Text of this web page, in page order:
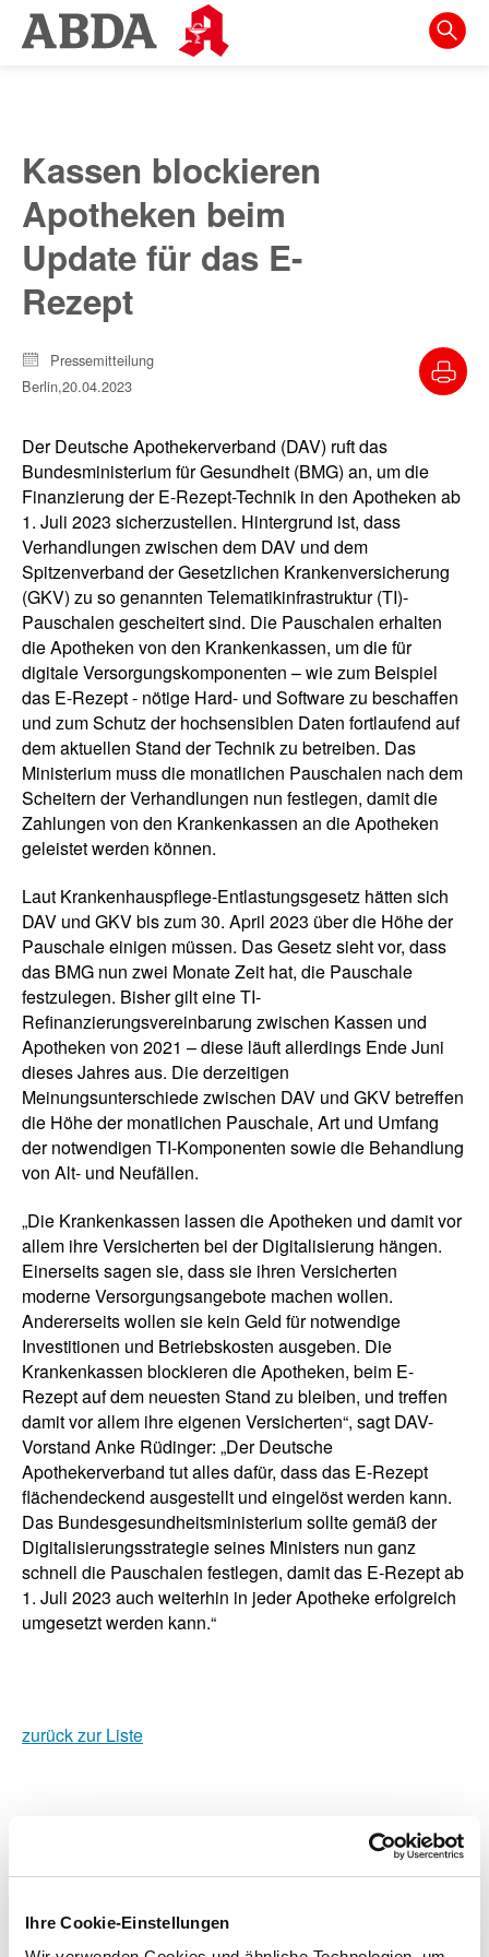
Ihre Cookie-Einstellungen
Springe
direkt
zur
Meta-
Navigation
zum
Inhalt
zur
Suche
Kassen blockieren
Apotheken beim
Update für das E-
Rezept
Pressemitteilung
Berlin,20.04.2023
Der Deutsche Apothekerverband (DAV) ruft das
Bundesministerium für Gesundheit (BMG) an, um die
Finanzierung der E-Rezept-Technik in den Apotheken ab
1. Juli 2023 sicherzustellen. Hintergrund ist, dass
Verhandlungen zwischen dem DAV und dem
Spitzenverband der Gesetzlichen Krankenversicherung
(GKV) zu so genannten Telematikinfrastruktur (TI)-
Pauschalen gescheitert sind. Die Pauschalen erhalten
die Apotheken von den Krankenkassen, um die für
digitale Versorgungskomponenten – wie zum Beispiel
das E-Rezept - nötige Hard- und Software zu beschaffen
und zum Schutz der hochsensiblen Daten fortlaufend auf
dem aktuellen Stand der Technik zu betreiben. Das
Ministerium muss die monatlichen Pauschalen nach dem
Scheitern der Verhandlungen nun festlegen, damit die
Zahlungen von den Krankenkassen an die Apotheken
geleistet werden können.
Laut Krankenhauspflege-Entlastungsgesetz hätten sich
DAV und GKV bis zum 30. April 2023 über die Höhe der
Pauschale einigen müssen. Das Gesetz sieht vor, dass
das BMG nun zwei Monate Zeit hat, die Pauschale
festzulegen. Bisher gilt eine TI-
Refinanzierungsvereinbarung zwischen Kassen und
Apotheken von 2021 – diese läuft allerdings Ende Juni
dieses Jahres aus. Die derzeitigen
Meinungsunterschiede zwischen DAV und GKV betreffen
die Höhe der monatlichen Pauschale, Art und Umfang
der notwendigen TI-Komponenten sowie die Behandlung
von Alt- und Neufällen.
„Die Krankenkassen lassen die Apotheken und damit vor
allem ihre Versicherten bei der Digitalisierung hängen.
Einerseits sagen sie, dass sie ihren Versicherten
moderne Versorgungsangebote machen wollen.
Andererseits wollen sie kein Geld für notwendige
Investitionen und Betriebskosten ausgeben. Die
Krankenkassen blockieren die Apotheken, beim E-
Rezept auf dem neuesten Stand zu bleiben, und treffen
damit vor allem ihre eigenen Versicherten“, sagt DAV-
Vorstand Anke Rüdinger: „Der Deutsche
Apothekerverband tut alles dafür, dass das E-Rezept
flächendeckend ausgestellt und eingelöst werden kann.
Das Bundesgesundheitsministerium sollte gemäß der
Digitalisierungsstrategie seines Ministers nun ganz
schnell die Pauschalen festlegen, damit das E-Rezept ab
1. Juli 2023 auch weiterhin in jeder Apotheke erfolgreich
umgesetzt werden kann.“
zurück zur Liste
Zusatzinformationen